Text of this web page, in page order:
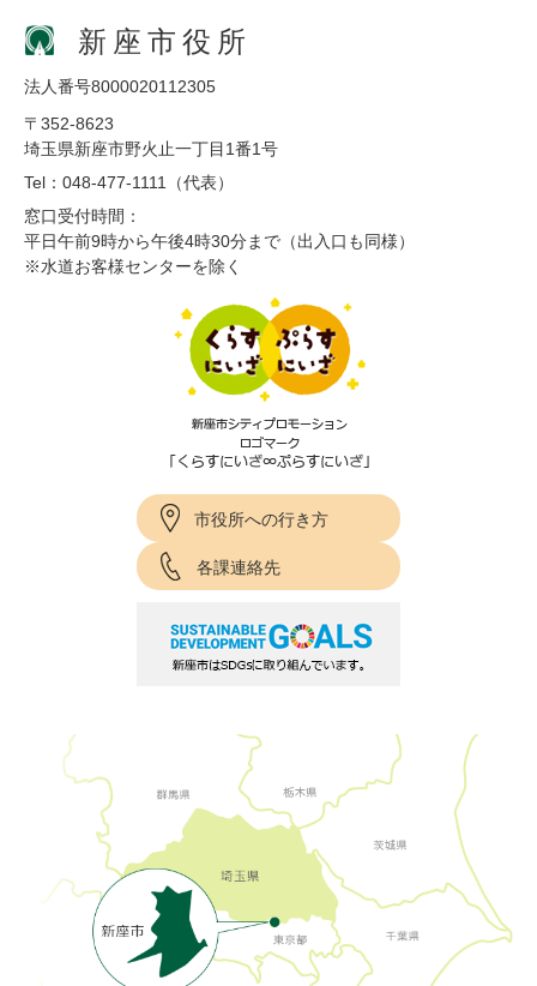
新座市役所
法人番号8000020112305
〒352-8623
埼玉県新座市野火止一丁目1番1号
Tel：048-477-1111（代表）
窓口受付時間：
平日午前9時から午後4時30分まで（出入口も同様）
※水道お客様センターを除く
市役所への行き方
各課連絡先